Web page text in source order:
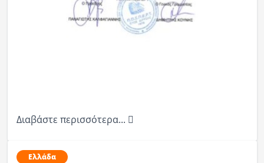
Διαβάστε περισσότερα...
Ελλάδα